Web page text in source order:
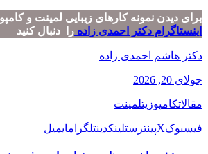
برای دیدن نمونه کارهای زیبایی لمینت و
اینستاگرام دکتر احمدی زاده را دنبال کنید
دکتر هاشم احمدی زاده
جولای 20, 2026
مقالاتکامپوزیتلمینت
فیسبوکXپینترستلینکدینتلگرامایمیل